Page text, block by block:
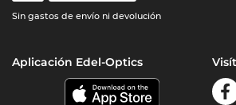
Sin gastos de envío ni devolución
Aplicación Edel-Optics